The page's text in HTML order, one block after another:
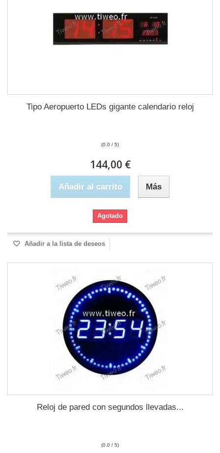
Tipo Aeropuerto LEDs gigante calendario reloj
(0.0 / 5)
144,00 €
Añadir al carrito Más
Agotado
Añadir a la lista de deseos
Reloj de pared con segundos llevadas...
(0.0 / 5)